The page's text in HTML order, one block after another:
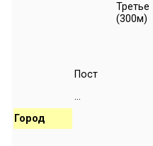
Третье
(300м)
Пост
...
Город